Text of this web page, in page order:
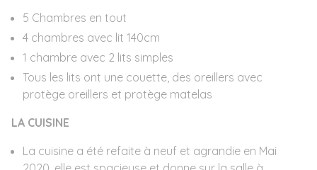
5 Chambres en tout
4 chambres avec lit 140cm
1 chambre avec 2 lits simples
Tous les lits ont une couette, des oreillers avec
protège oreillers et protège matelas
LA CUISINE
La cuisine a été refaite à neuf et agrandie en Mai